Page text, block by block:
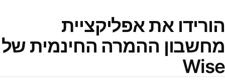
את אפליקציית
ההמרה החינמית של